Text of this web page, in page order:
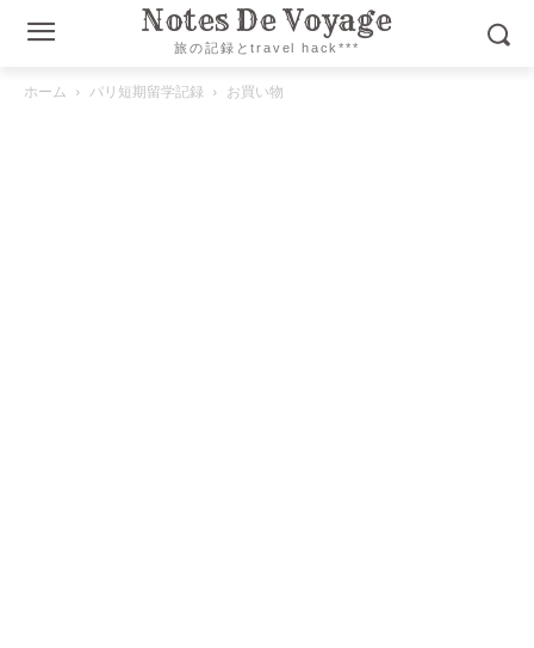
Notes De Voyage
旅の記録とtravel hack***
ホーム パリ短期留学記録 お買い物